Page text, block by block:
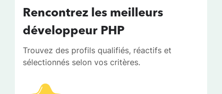
Rencontrez les meilleurs
développeur PHP
Trouvez des profils qualifiés, réactifs et
sélectionnés selon vos critères.